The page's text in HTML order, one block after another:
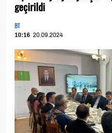
geçirildi
BT
10:16 20.09.2024